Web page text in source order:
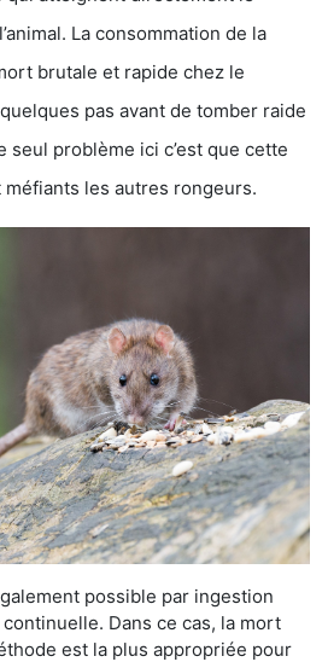
La consommation de la
brutale et rapide chez le
pas avant de tomber raide
seul problème ici c’est que cette
les autres rongeurs.
possible par ingestion
Dans ce cas, la mort
est la plus appropriée pour